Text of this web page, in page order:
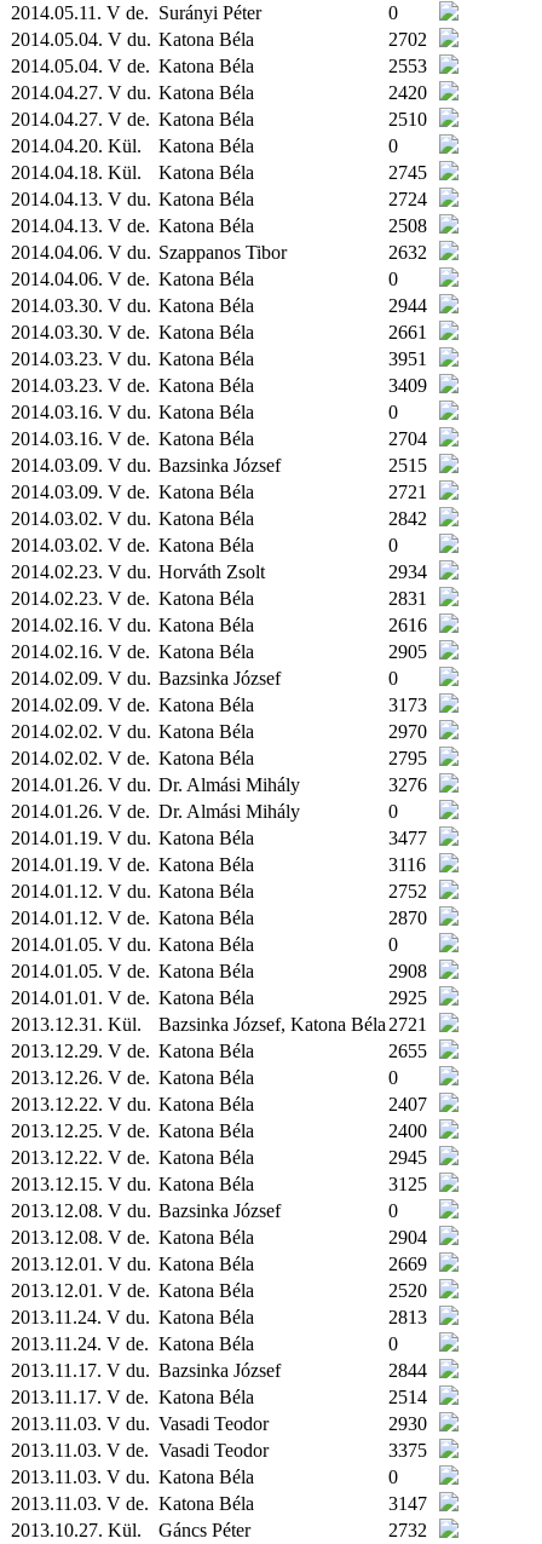
2014.05.11. V de. Surányi Péter
0
2014.05.04. V du. Katona Béla
2702
2014.05.04. V de. Katona Béla
2553
2014.04.27. V du. Katona Béla
2420
2014.04.27. V de. Katona Béla
2510
2014.04.20. Kül. Katona Béla
0
2014.04.18. Kül. Katona Béla
2745
2014.04.13. V du. Katona Béla
2724
2014.04.13. V de. Katona Béla
2508
2014.04.06. V du. Szappanos Tibor
2632
2014.04.06. V de. Katona Béla
0
2014.03.30. V du. Katona Béla
2944
2014.03.30. V de. Katona Béla
2661
2014.03.23. V du. Katona Béla
3951
2014.03.23. V de. Katona Béla
3409
2014.03.16. V du. Katona Béla
0
2014.03.16. V de. Katona Béla
2704
2014.03.09. V du. Bazsinka József
2515
2014.03.09. V de. Katona Béla
2721
2014.03.02. V du. Katona Béla
2842
2014.03.02. V de. Katona Béla
0
2014.02.23. V du. Horváth Zsolt
2934
2014.02.23. V de. Katona Béla
2831
2014.02.16. V du. Katona Béla
2616
2014.02.16. V de. Katona Béla
2905
2014.02.09. V du. Bazsinka József
0
2014.02.09. V de. Katona Béla
3173
2014.02.02. V du. Katona Béla
2970
2014.02.02. V de. Katona Béla
2795
2014.01.26. V du. Dr. Almási Mihály
3276
2014.01.26. V de. Dr. Almási Mihály
0
2014.01.19. V du. Katona Béla
3477
2014.01.19. V de. Katona Béla
3116
2014.01.12. V du. Katona Béla
2752
2014.01.12. V de. Katona Béla
2870
2014.01.05. V du. Katona Béla
0
2014.01.05. V de. Katona Béla
2908
2014.01.01. V de. Katona Béla
2925
2013.12.31. Kül. Bazsinka József, Katona Béla 2721
2013.12.29. V de. Katona Béla
2655
2013.12.26. V de. Katona Béla
0
2013.12.22. V du. Katona Béla
2407
2013.12.25. V de. Katona Béla
2400
2013.12.22. V de. Katona Béla
2945
2013.12.15. V du. Katona Béla
3125
2013.12.08. V du. Bazsinka József
0
2013.12.08. V de. Katona Béla
2904
2013.12.01. V du. Katona Béla
2669
2013.12.01. V de. Katona Béla
2520
2013.11.24. V du. Katona Béla
2813
2013.11.24. V de. Katona Béla
0
2013.11.17. V du. Bazsinka József
2844
2013.11.17. V de. Katona Béla
2514
2013.11.03. V du. Vasadi Teodor
2930
2013.11.03. V de. Vasadi Teodor
3375
2013.11.03. V du. Katona Béla
0
2013.11.03. V de. Katona Béla
3147
2013.10.27. Kül. Gáncs Péter 2732